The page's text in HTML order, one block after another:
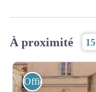
À proximité 15
Office de tourisme